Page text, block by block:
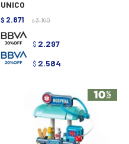
UNICO
$ 2.871 $ 3.190
$ 2.297
$ 2.584